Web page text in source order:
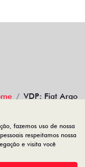
VDP: Fiat Argo
é a vida.
fazemos uso de nossa
respeitamos nossa
e visita você